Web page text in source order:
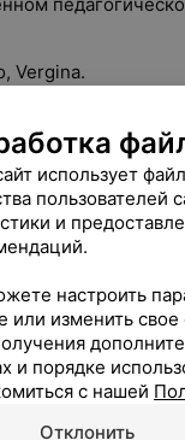
Vergina.
Внимательная к
ноготь,
использует
пользователей
и
настроить
или изменить
и порядке
с нашей
Отклонить